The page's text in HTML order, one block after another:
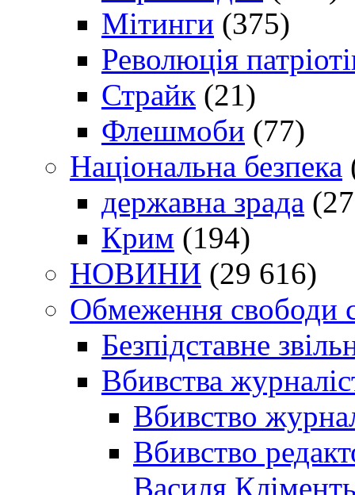
Мітинги (375)
Революція
Страйк (21)
Флешмоби (77)
Національна безпека
державна зрада
Крим (194)
НОВИНИ (29 616)
Обмеження свободи
Безпідставне
Вбивства
Вбивство
Вбивство
Василя